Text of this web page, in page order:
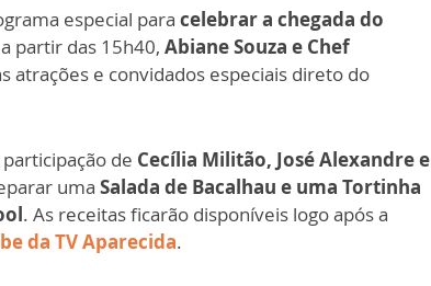
especial para celebrar a chegada do
partir das 15h40, Abiane Souza e Chef
atrações e convidados especiais direto do
de Cecília Militão, José Alexandre e
uma Salada de Bacalhau e uma Tortinha
. As receitas ficarão disponíveis logo após a
da TV Aparecida.